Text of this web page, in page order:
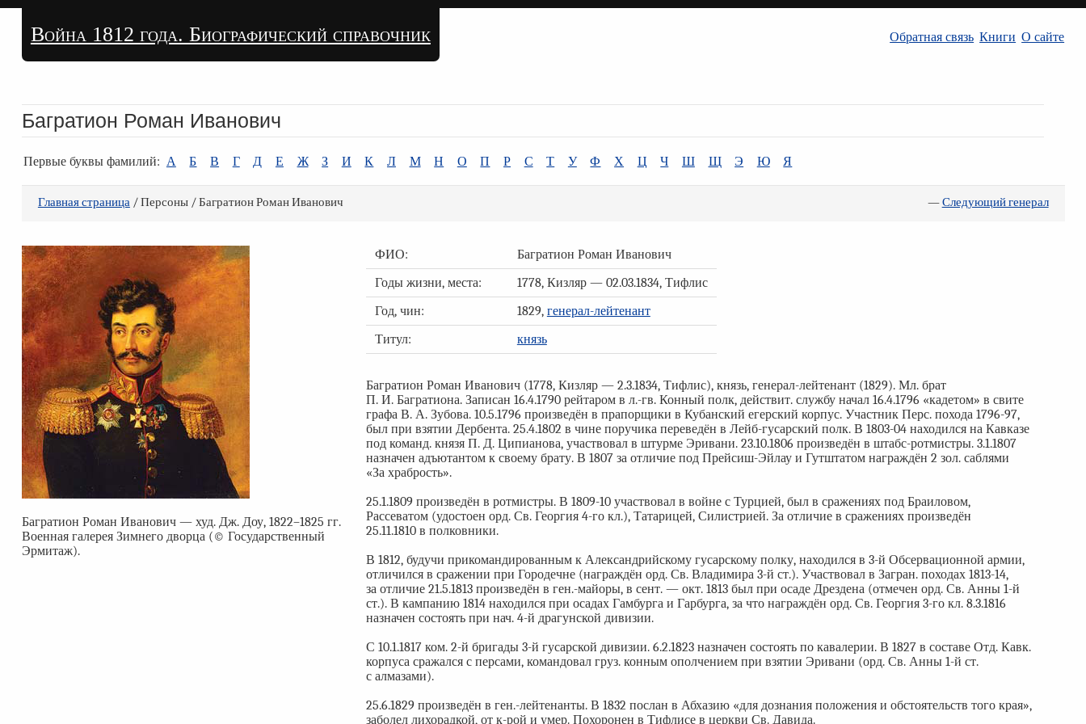
Война 1812 года. Биографический справочник Обратная связь Книги О сайте
Багратион Роман Иванович
Первые буквы фамилий: А Б В Г Д Е Ж З И К Л М Н О П Р С Т У Ф Х Ц Ч Ш Щ Э Ю Я
Главная страница/ Персоны / Багратион Роман Иванович —Следующий генерал
Багратион Роман Иванович — худ. Дж. Доу, 1822–1825 гг.
Военная галерея Зимнего дворца (© Государственный
Эрмитаж).
ФИО:
Багратион Роман Иванович
Годы жизни, места:
1778, Кизляр — 02.03.1834, Тифлис
Год, чин:
1829, генерал-лейтенант
Титул:
князь
Багратион Роман Иванович (1778, Кизляр — 2.3.1834, Тифлис), князь, генерал-лейтенант (1829). Мл. брат
П. И. Багратиона. Записан 16.4.1790 рейтаром в л.-гв. Конный полк, действит. службу начал 16.4.1796 «кадетом» в свите
графа В. А. Зубова. 10.5.1796 произведён в прапорщики в Кубанский егерский корпус. Участник Перс. похода 1796-97,
был при взятии Дербента. 25.4.1802 в чине поручика переведён в Лейб-гусарский полк. В 1803-04 находился на Кавказе
под команд. князя П. Д. Ципианова, участвовал в штурме Эривани. 23.10.1806 произведён в штабс-ротмистры. 3.1.1807
назначен адъютантом к своему брату. В 1807 за отличие под Прейсиш-Эйлау и Гутштатом награждён 2 зол. саблями
«За храбрость».
25.1.1809 произведён в ротмистры. В 1809-10 участвовал в войне с Турцией, был в сражениях под Браиловом,
Рассеватом (удостоен орд. Св. Георгия 4-го кл.), Татарицей, Силистрией. За отличие в сражениях произведён
25.11.1810 в полковники.
В 1812, будучи прикомандированным к Александрийскому гусарскому полку, находился в 3-й Обсервационной армии,
отличился в сражении при Городечне (награждён орд. Св. Владимира 3-й ст.). Участвовал в Загран. походах 1813-14,
за отличие 21.5.1813 произведён в ген.-майоры, в сент. — окт. 1813 был при осаде Дрездена (отмечен орд. Св. Анны 1-й
ст.). В кампанию 1814 находился при осадах Гамбурга и Гарбурга, за что награждён орд. Св. Георгия 3-го кл. 8.3.1816
назначен состоять при нач. 4-й драгунской дивизии.
С 10.1.1817 ком. 2-й бригады 3-й гусарской дивизии. 6.2.1823 назначен состоять по кавалерии. В 1827 в составе Отд. Кавк.
корпуса сражался с персами, командовал груз. конным ополчением при взятии Эривани (орд. Св. Анны 1-й ст.
с алмазами).
25.6.1829 произведён в ген.-лейтенанты. В 1832 послан в Абхазию «для дознания положения и обстоятельств того края»,
заболел лихорадкой, от к-рой и умер. Похоронен в Тифлисе в церкви Св. Давида.